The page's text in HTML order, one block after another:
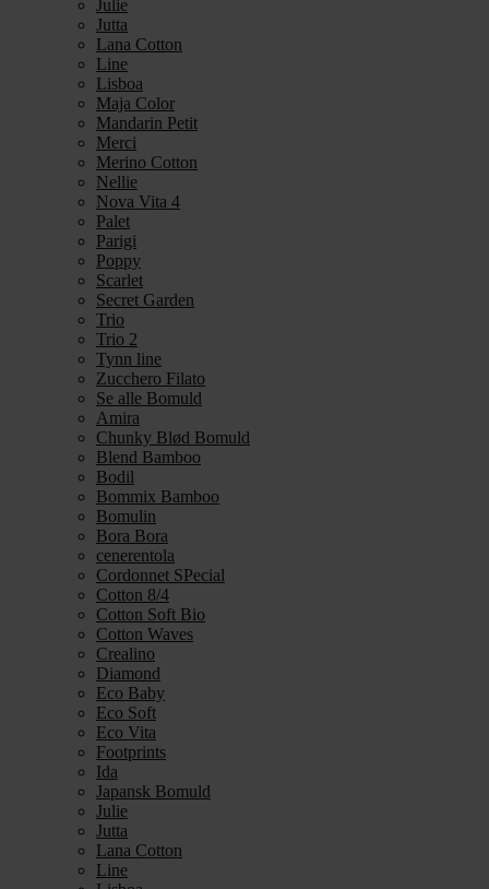
Julie
Jutta
Lana Cotton
Line
Lisboa
Maja Color
Mandarin Petit
Merci
Merino Cotton
Nellie
Nova Vita 4
Palet
Parigi
Poppy
Scarlet
Secret Garden
Trio
Trio 2
Tynn line
Zucchero Filato
Se alle Bomuld
Amira
Chunky Blød Bomuld
Blend Bamboo
Bodil
Bommix Bamboo
Bomulin
Bora Bora
cenerentola
Cordonnet SPecial
Cotton 8/4
Cotton Soft Bio
Cotton Waves
Crealino
Diamond
Eco Baby
Eco Soft
Eco Vita
Footprints
Ida
Japansk Bomuld
Julie
Jutta
Lana Cotton
Line